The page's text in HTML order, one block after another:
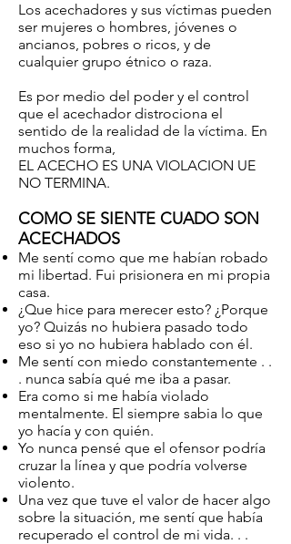
Los acechadores y sus víctimas pueden
ser mujeres o hombres, jóvenes o
ancianos, pobres o ricos, y de
cualquier grupo étnico o raza.
Es por medio del poder y el control
que el acechador distrociona el
sentido de la realidad de la víctima. En
muchos forma,
EL ACECHO ES UNA VIOLACION UE
NO TERMINA.
COMO SE SIENTE CUADO SON
ACECHADOS
Me sentí como que me habían robado
mi libertad. Fui prisionera en mi propia
casa.
¿Que hice para merecer esto? ¿Porque
yo? Quizás no hubiera pasado todo
eso si yo no hubiera hablado con él.
Me sentí con miedo constantemente . .
. nunca sabía qué me iba a pasar.
Era como si me había violado
mentalmente. El siempre sabia lo que
yo hacía y con quién.
Yo nunca pensé que el ofensor podría
cruzar la línea y que podría volverse
violento.
Una vez que tuve el valor de hacer algo
sobre la situación, me sentí que había
recuperado el control de mi vida. . .